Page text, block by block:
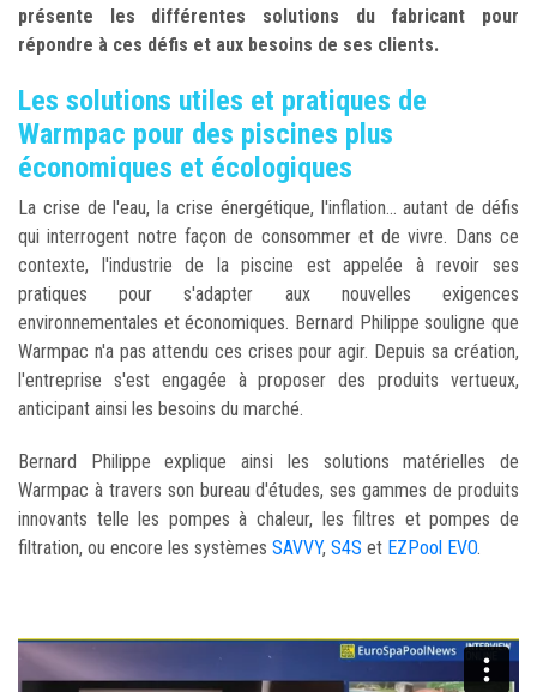
présente les différentes solutions du fabricant pour
répondre à ces défis et aux besoins de ses clients.
Les solutions utiles et pratiques de
Warmpac pour des piscines plus
économiques et écologiques
La crise de l'eau, la crise énergétique, l'inflation... autant de défis
qui interrogent notre façon de consommer et de vivre. Dans ce
contexte, l'industrie de la piscine est appelée à revoir ses
pratiques pour s'adapter aux nouvelles exigences
environnementales et économiques. Bernard Philippe souligne que
Warmpac n'a pas attendu ces crises pour agir. Depuis sa création,
l'entreprise s'est engagée à proposer des produits vertueux,
anticipant ainsi les besoins du marché.
Bernard Philippe explique ainsi les solutions matérielles de
Warmpac à travers son bureau d'études, ses gammes de produits
innovants telle les pompes à chaleur, les filtres et pompes de
filtration, ou encore les systèmes SAVVY, S4S et EZPool EVO.